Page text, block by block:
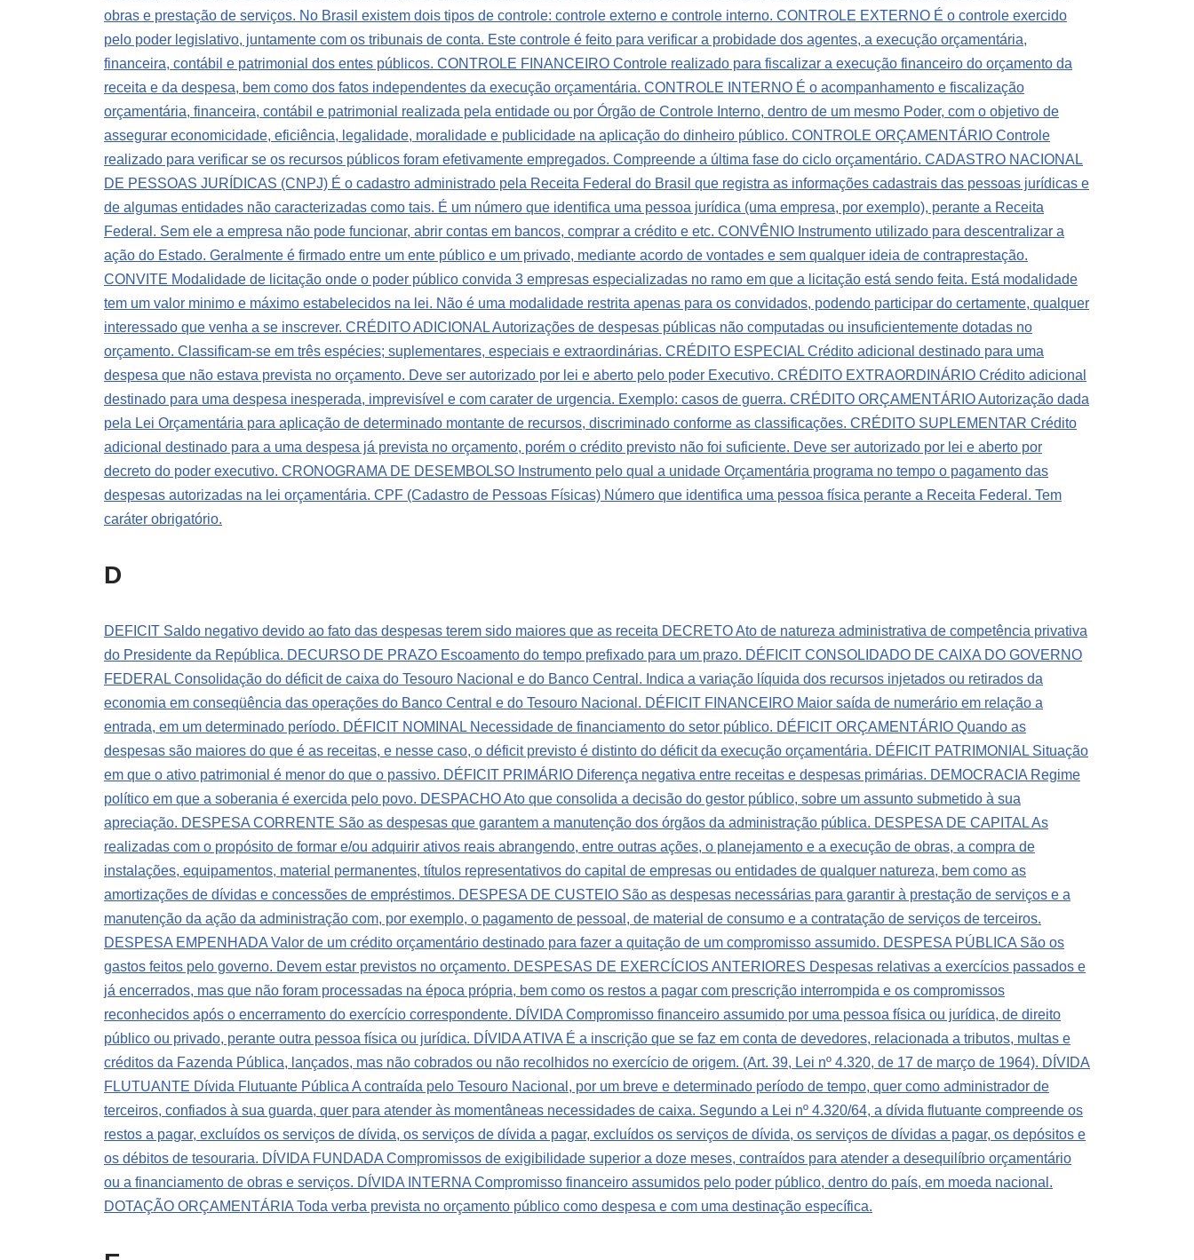
obras e prestação de serviços. No Brasil existem dois tipos de controle: controle externo e controle interno. CONTROLE EXTERNO É o controle exercido
pelo poder legislativo, juntamente com os tribunais de conta. Este controle é feito para verificar a probidade dos agentes, a execução orçamentária,
financeira, contábil e patrimonial dos entes públicos. CONTROLE FINANCEIRO Controle realizado para fiscalizar a execução financeiro do orçamento da
receita e da despesa, bem como dos fatos independentes da execução orçamentária. CONTROLE INTERNO É o acompanhamento e fiscalização
orçamentária, financeira, contábil e patrimonial realizada pela entidade ou por Órgão de Controle Interno, dentro de um mesmo Poder, com o objetivo de
assegurar economicidade, eficiência, legalidade, moralidade e publicidade na aplicação do dinheiro público. CONTROLE ORÇAMENTÁRIO Controle
realizado para verificar se os recursos públicos foram efetivamente empregados. Compreende a última fase do ciclo orçamentário. CADASTRO NACIONAL
DE PESSOAS JURÍDICAS (CNPJ) É o cadastro administrado pela Receita Federal do Brasil que registra as informações cadastrais das pessoas jurídicas e
de algumas entidades não caracterizadas como tais. É um número que identifica uma pessoa jurídica (uma empresa, por exemplo), perante a Receita
Federal. Sem ele a empresa não pode funcionar, abrir contas em bancos, comprar a crédito e etc. CONVÊNIO Instrumento utilizado para descentralizar a
ação do Estado. Geralmente é firmado entre um ente público e um privado, mediante acordo de vontades e sem qualquer ideia de contraprestação.
CONVITE Modalidade de licitação onde o poder público convida 3 empresas especializadas no ramo em que a licitação está sendo feita. Está modalidade
tem um valor minimo e máximo estabelecidos na lei. Não é uma modalidade restrita apenas para os convidados, podendo participar do certamente, qualquer
interessado que venha a se inscrever. CRÉDITO ADICIONAL Autorizações de despesas públicas não computadas ou insuficientemente dotadas no
orçamento. Classificam-se em três espécies; suplementares, especiais e extraordinárias. CRÉDITO ESPECIAL Crédito adicional destinado para uma
despesa que não estava prevista no orçamento. Deve ser autorizado por lei e aberto pelo poder Executivo. CRÉDITO EXTRAORDINÁRIO Crédito adicional
destinado para uma despesa inesperada, imprevisível e com carater de urgencia. Exemplo: casos de guerra. CRÉDITO ORÇAMENTÁRIO Autorização dada
pela Lei Orçamentária para aplicação de determinado montante de recursos, discriminado conforme as classificações. CRÉDITO SUPLEMENTAR Crédito
adicional destinado para a uma despesa já prevista no orçamento, porém o crédito previsto não foi suficiente. Deve ser autorizado por lei e aberto por
decreto do poder executivo. CRONOGRAMA DE DESEMBOLSO Instrumento pelo qual a unidade Orçamentária programa no tempo o pagamento das
despesas autorizadas na lei orçamentária. CPF (Cadastro de Pessoas Físicas) Número que identifica uma pessoa física perante a Receita Federal. Tem
caráter obrigatório.
D
DEFICIT Saldo negativo devido ao fato das despesas terem sido maiores que as receita DECRETO Ato de natureza administrativa de competência privativa
do Presidente da República. DECURSO DE PRAZO Escoamento do tempo prefixado para um prazo. DÉFICIT CONSOLIDADO DE CAIXA DO GOVERNO
FEDERAL Consolidação do déficit de caixa do Tesouro Nacional e do Banco Central. Indica a variação líquida dos recursos injetados ou retirados da
economia em conseqüência das operações do Banco Central e do Tesouro Nacional. DÉFICIT FINANCEIRO Maior saída de numerário em relação a
entrada, em um determinado período. DÉFICIT NOMINAL Necessidade de financiamento do setor público. DÉFICIT ORÇAMENTÁRIO Quando as
despesas são maiores do que é as receitas, e nesse caso, o déficit previsto é distinto do déficit da execução orçamentária. DÉFICIT PATRIMONIAL Situação
em que o ativo patrimonial é menor do que o passivo. DÉFICIT PRIMÁRIO Diferença negativa entre receitas e despesas primárias. DEMOCRACIA Regime
político em que a soberania é exercida pelo povo. DESPACHO Ato que consolida a decisão do gestor público, sobre um assunto submetido à sua
apreciação. DESPESA CORRENTE São as despesas que garantem a manutenção dos órgãos da administração pública. DESPESA DE CAPITAL As
realizadas com o propósito de formar e/ou adquirir ativos reais abrangendo, entre outras ações, o planejamento e a execução de obras, a compra de
instalações, equipamentos, material permanentes, títulos representativos do capital de empresas ou entidades de qualquer natureza, bem como as
amortizações de dívidas e concessões de empréstimos. DESPESA DE CUSTEIO São as despesas necessárias para garantir à prestação de serviços e a
manutenção da ação da administração com, por exemplo, o pagamento de pessoal, de material de consumo e a contratação de serviços de terceiros.
DESPESA EMPENHADA Valor de um crédito orçamentário destinado para fazer a quitação de um compromisso assumido. DESPESA PÚBLICA São os
gastos feitos pelo governo. Devem estar previstos no orçamento. DESPESAS DE EXERCÍCIOS ANTERIORES Despesas relativas a exercícios passados e
já encerrados, mas que não foram processadas na época própria, bem como os restos a pagar com prescrição interrompida e os compromissos
reconhecidos após o encerramento do exercício correspondente. DÍVIDA Compromisso financeiro assumido por uma pessoa física ou jurídica, de direito
público ou privado, perante outra pessoa física ou jurídica. DÍVIDA ATIVA É a inscrição que se faz em conta de devedores, relacionada a tributos, multas e
créditos da Fazenda Pública, lançados, mas não cobrados ou não recolhidos no exercício de origem. (Art. 39, Lei nº 4.320, de 17 de março de 1964). DÍVIDA
FLUTUANTE Dívida Flutuante Pública A contraída pelo Tesouro Nacional, por um breve e determinado período de tempo, quer como administrador de
terceiros, confiados à sua guarda, quer para atender às momentâneas necessidades de caixa. Segundo a Lei nº 4.320/64, a dívida flutuante compreende os
restos a pagar, excluídos os serviços de dívida, os serviços de dívida a pagar, excluídos os serviços de dívida, os serviços de dívidas a pagar, os depósitos e
os débitos de tesouraria. DÍVIDA FUNDADA Compromissos de exigibilidade superior a doze meses, contraídos para atender a desequilíbrio orçamentário
ou a financiamento de obras e serviços. DÍVIDA INTERNA Compromisso financeiro assumidos pelo poder público, dentro do país, em moeda nacional.
DOTAÇÃO ORÇAMENTÁRIA Toda verba prevista no orçamento público como despesa e com uma destinação específica.